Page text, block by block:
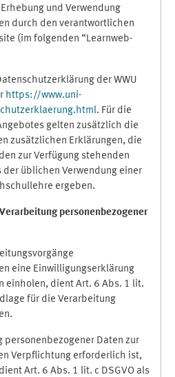
und Verwendung
durch den verantwortlichen
(im folgenden “Learnweb-
der WWU
https://www.uni-
. Für die
gelten zusätzlich die
zusätzlichen Erklärungen, die
zur Verfügung stehenden
üblichen Verwendung einer
ergeben.
personenbezogener
eine Einwilligungserklärung
einholen, dient Art. 6 Abs. 1 lit.
für die Verarbeitung
personenbezogener Daten zur
Verpflichtung erforderlich ist,
Art. 6 Abs. 1 lit. c DSGVO als